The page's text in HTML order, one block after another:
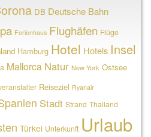
DB Deutsche Bahn
Ferienhaus Flughäfen Flüge
Hamburg Hotel Hotels Insel
Mallorca Natur New York Ostsee
Reiseziel Ryanair
Stadt Strand Thailand
Türkei Unterkunft Urlaub